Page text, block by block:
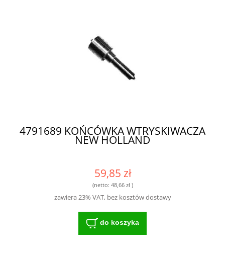
4791689 KOŃCÓWKA WTRYSKIWACZA
NEW HOLLAND
59,85 zł
(netto: 48,66 zł)
zawiera 23% VAT, bez kosztów dostawy
do koszyka